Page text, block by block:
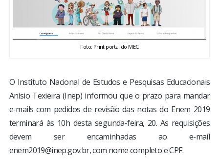
Foto: Print portal do MEC
O Instituto Nacional de Estudos e Pesquisas Educacionais
Anísio Texieira (Inep) informou que o prazo para mandar
e-mails com pedidos de revisão das notas do Enem 2019
terminará às 10h desta segunda-feira, 20. As requisições
devem ser encaminhadas ao e-mail
enem2019@inep.gov.br, com nome completo e CPF.